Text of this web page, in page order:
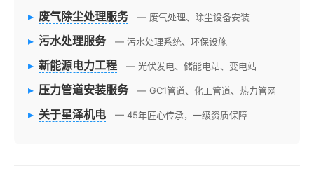
▸ 废气除尘处理服务 — 废气处理、除尘设备安装
▸ 污水处理服务 — 污水处理系统、环保设施
▸ 新能源电力工程 — 光伏发电、储能电站、变电站
▸ 压力管道安装服务 — GC1管道、化工管道、热力管网
▸ 关于星泽机电 — 45年匠心传承，一级资质保障